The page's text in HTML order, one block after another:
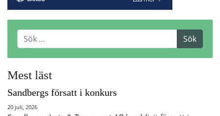
Mest läst
Sandbergs försatt i konkurs
20 juli, 2026